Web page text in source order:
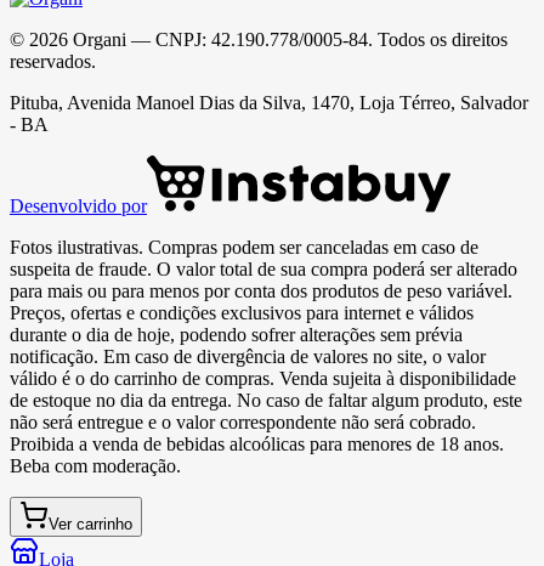
© 2026 Organi — CNPJ: 42.190.778/0005-84. Todos os direitos
reservados.
Pituba, Avenida Manoel Dias da Silva, 1470, Loja Térreo, Salvador
- BA
Desenvolvido por
Fotos ilustrativas. Compras podem ser canceladas em caso de
suspeita de fraude. O valor total de sua compra poderá ser alterado
para mais ou para menos por conta dos produtos de peso variável.
Preços, ofertas e condições exclusivos para internet e válidos
durante o dia de hoje, podendo sofrer alterações sem prévia
notificação. Em caso de divergência de valores no site, o valor
válido é o do carrinho de compras. Venda sujeita à disponibilidade
de estoque no dia da entrega. No caso de faltar algum produto, este
não será entregue e o valor correspondente não será cobrado.
Proibida a venda de bebidas alcoólicas para menores de 18 anos.
Beba com moderação.
Ver carrinho
Loja